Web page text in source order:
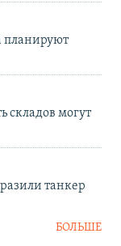
планируют
складов могут
танкер
БОЛЬШЕ